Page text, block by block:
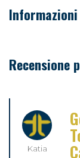
Recensione
Katia